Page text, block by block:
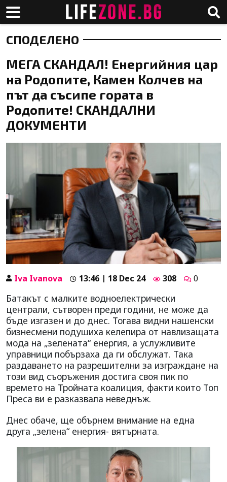
СПОДЕЛЕНО
МЕГА СКАНДАЛ! Енергийния цар
на Родопите, Камен Колчев на
път да съсипе гората в
Родопите! СКАНДАЛНИ
ДОКУМЕНТИ
Iva Ivanova 13:46 | 18 Dec 24 308 0
Батакът с малките водноелектрически
централи, сътворен преди години, не може да
бъде изгазен и до днес. Тогава видни нашенски
бизнесмени подушиха келепира от навлизащата
мода на „зелената“ енергия, а услужливите
управници побързаха да ги обслужат. Така
раздаването на разрешителни за изграждане на
този вид съоръжения достига своя пик по
времето на Тройната коалиция, факти които Топ
Преса ви е разказвала неведнъж.
Днес обаче, ще обърнем внимание на една
друга „зелена“ енергия- вятърната.